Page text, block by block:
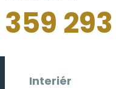
359
Interiér